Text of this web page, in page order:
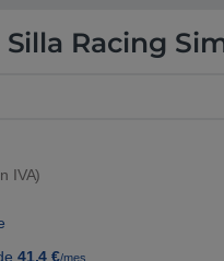
Silla Racing
IVA)
41,4 €/mes